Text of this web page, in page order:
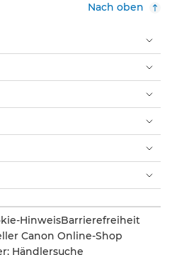
Nach oben
HinweisBarrierefreiheit
Canon Online-Shop
Händlersuche